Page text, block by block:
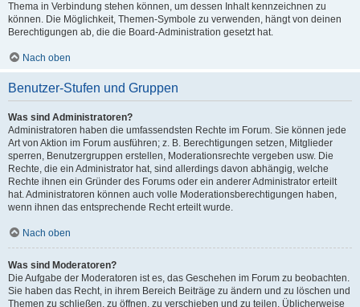
Thema in Verbindung stehen können, um dessen Inhalt kennzeichnen zu
können. Die Möglichkeit, Themen-Symbole zu verwenden, hängt von deinen
Berechtigungen ab, die die Board-Administration gesetzt hat.
Nach oben
Benutzer-Stufen und Gruppen
Was sind Administratoren?
Administratoren haben die umfassendsten Rechte im Forum. Sie können jede
Art von Aktion im Forum ausführen; z. B. Berechtigungen setzen, Mitglieder
sperren, Benutzergruppen erstellen, Moderationsrechte vergeben usw. Die
Rechte, die ein Administrator hat, sind allerdings davon abhängig, welche
Rechte ihnen ein Gründer des Forums oder ein anderer Administrator erteilt
hat. Administratoren können auch volle Moderationsberechtigungen haben,
wenn ihnen das entsprechende Recht erteilt wurde.
Nach oben
Was sind Moderatoren?
Die Aufgabe der Moderatoren ist es, das Geschehen im Forum zu beobachten.
Sie haben das Recht, in ihrem Bereich Beiträge zu ändern und zu löschen und
Themen zu schließen, zu öffnen, zu verschieben und zu teilen. Üblicherweise